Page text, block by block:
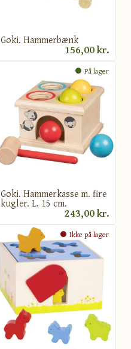
Goki. Hammerbænk
156,00 kr.
På lager
Goki. Hammerkasse m. fire
kugler. L. 15 cm.
243,00 kr.
Ikke på lager